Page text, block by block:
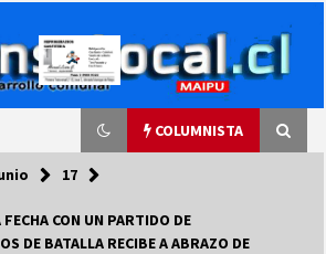
COLUMNISTA
17
CON UN PARTIDO DE
DE BATALLA RECIBE A ABRAZO DE